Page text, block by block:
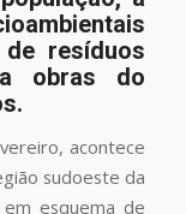
resíduos
obras do
acontece
sudoeste da
esquema de